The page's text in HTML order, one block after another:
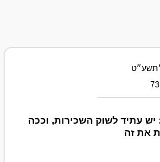
יש עתיד לשוק השכירות, וככה
את זה